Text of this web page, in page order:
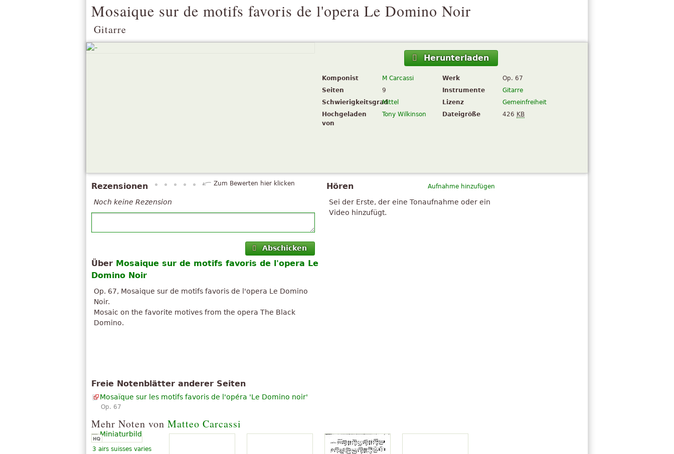
Mosaique sur de motifs favoris de l'opera Le Domino Noir
Gitarre
Herunterladen
Komponist M Carcassi Werk
Op. 67
Seiten
9 Instrumente
Gitarre
SchwierigkeitsgradMittel Lizenz
Gemeinfreiheit
Hochgeladen
von
Tony Wilkinson Dateigröße 426 KB
Aufnahme hinzufügen
Hören
Sei der Erste, der eine Tonaufnahme oder ein
Video hinzufügt.
Rezensionen Zum Bewerten hier klicken
Noch keine Rezension
Abschicken
Über Mosaique sur de motifs favoris de l'opera Le
Domino Noir
Op. 67, Mosaique sur de motifs favoris de l'opera Le Domino
Noir.
Mosaic on the favorite motives from the opera The Black
Domino.
Freie Notenblätter anderer Seiten
Mosaïque sur les motifs favoris de l'opéra 'Le Domino noir'
Op. 67
Mehr Noten von Matteo Carcassi
3 airs suisses varies